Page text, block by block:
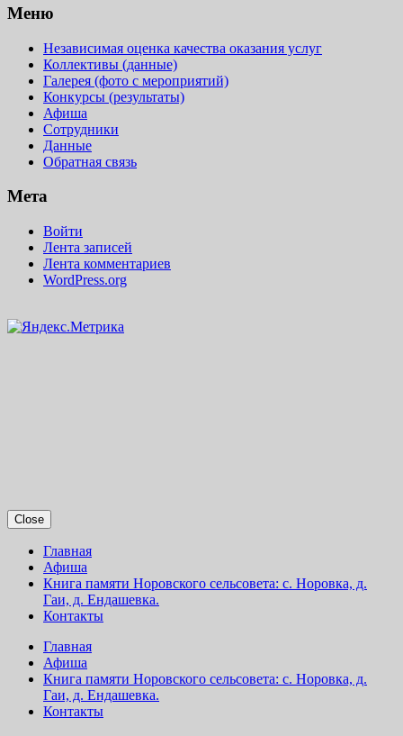
Меню
Независимая оценка качества оказания услуг
Коллективы (данные)
Галерея (фото с мероприятий)
Конкурсы (результаты)
Афиша
Сотрудники
Данные
Обратная связь
Мета
Войти
Лента записей
Лента комментариев
WordPress.org
Close
Главная
Афиша
Книга памяти Норовского сельсовета: с. Норовка, д.
Гаи, д. Ендашевка.
Контакты
Главная
Афиша
Книга памяти Норовского сельсовета: с. Норовка, д.
Гаи, д. Ендашевка.
Контакты